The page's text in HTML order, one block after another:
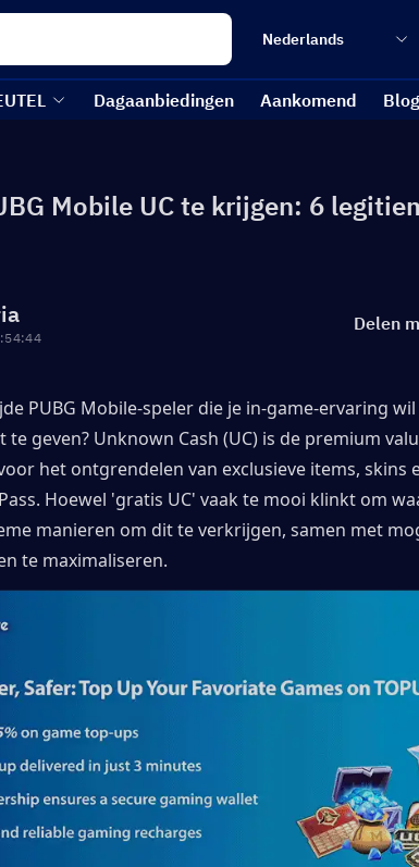
Nederlands
Dagaanbiedingen Aankomend Blog
Mobile UC te krijgen: 6
Delen
PUBG Mobile-speler die je in-game-ervaring
geven? Unknown Cash (UC) is de premium
het ontgrendelen van exclusieve items, skins
Hoewel 'gratis UC' vaak te mooi klinkt om
manieren om dit te verkrijgen, samen met
te maximaliseren.